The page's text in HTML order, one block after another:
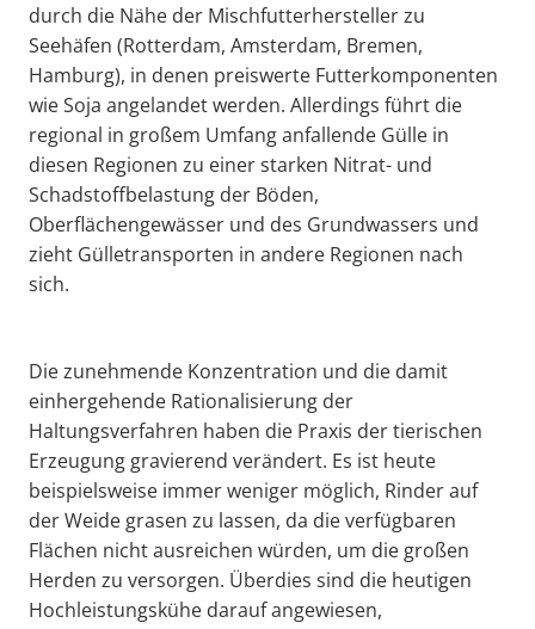
durch die Nähe der Mischfutterhersteller zu
Seehäfen (Rotterdam, Amsterdam, Bremen,
Hamburg), in denen preiswerte Futterkomponenten
wie Soja angelandet werden. Allerdings führt die
regional in großem Umfang anfallende Gülle in
diesen Regionen zu einer starken Nitrat- und
Schadstoffbelastung der Böden,
Oberflächengewässer und des Grundwassers und
zieht Gülletransporten in andere Regionen nach
sich.
Die zunehmende Konzentration und die damit
einhergehende Rationalisierung der
Haltungsverfahren haben die Praxis der tierischen
Erzeugung gravierend verändert. Es ist heute
beispielsweise immer weniger möglich, Rinder auf
der Weide grasen zu lassen, da die verfügbaren
Flächen nicht ausreichen würden, um die großen
Herden zu versorgen. Überdies sind die heutigen
Hochleistungskühe darauf angewiesen,